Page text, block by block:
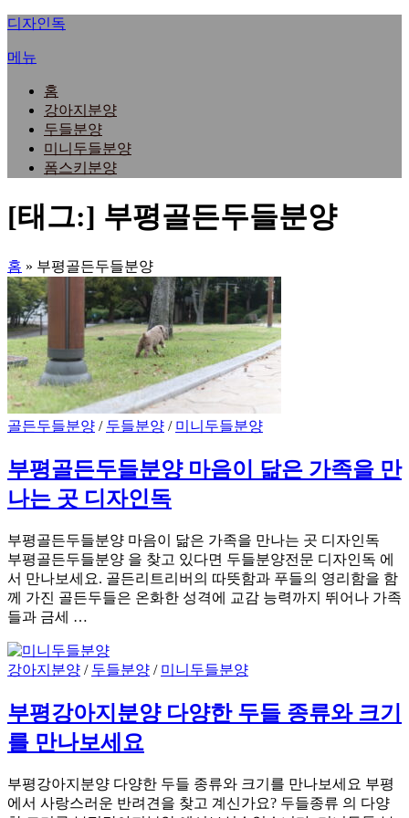
내
으
디자인독
메뉴
홈
강아지분양
두들분양
미니두들분양
폼스키분양
[태그:] 부평골든두들분양
홈 » 부평골든두들분양
골든두들분양 / 두들분양 / 미니두들분양
부평골든두들분양 마음이 닮은 가족을 만
나는 곳 디자인독
부평골든두들분양 마음이 닮은 가족을 만나는 곳 디자인독
부평골든두들분양 을 찾고 있다면 두들분양전문 디자인독 에
서 만나보세요. 골든리트리버의 따뜻함과 푸들의 영리함을 함
께 가진 골든두들은 온화한 성격에 교감 능력까지 뛰어나 가족
들과 금세 …
강아지분양 / 두들분양 / 미니두들분양
부평강아지분양 다양한 두들 종류와 크기
를 만나보세요
부평강아지분양 다양한 두들 종류와 크기를 만나보세요 부평
에서 사랑스러운 반려견을 찾고 계신가요? 두들종류 의 다양